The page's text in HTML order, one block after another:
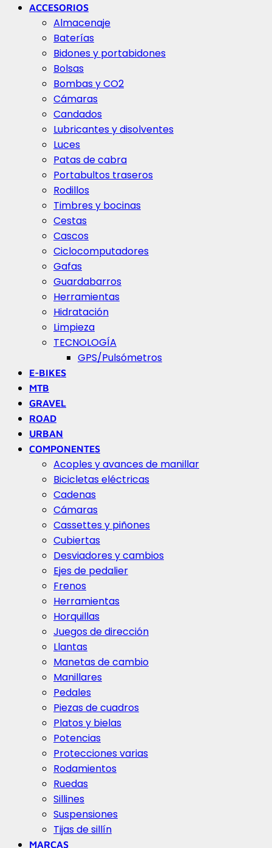
ACCESORIOS
Almacenaje
Baterías
Bidones y portabidones
Bolsas
Bombas y CO2
Cámaras
Candados
Lubricantes y disolventes
Luces
Patas de cabra
Portabultos traseros
Rodillos
Timbres y bocinas
Cestas
Cascos
Ciclocomputadores
Gafas
Guardabarros
Herramientas
Hidratación
Limpieza
TECNOLOGÍA
GPS/Pulsómetros
E-BIKES
MTB
GRAVEL
ROAD
URBAN
COMPONENTES
Acoples y avances de manillar
Bicicletas eléctricas
Cadenas
Cámaras
Cassettes y piñones
Cubiertas
Desviadores y cambios
Ejes de pedalier
Frenos
Herramientas
Horquillas
Juegos de dirección
Llantas
Manetas de cambio
Manillares
Pedales
Piezas de cuadros
Platos y bielas
Potencias
Protecciones varias
Rodamientos
Ruedas
Sillines
Suspensiones
Tijas de sillín
MARCAS